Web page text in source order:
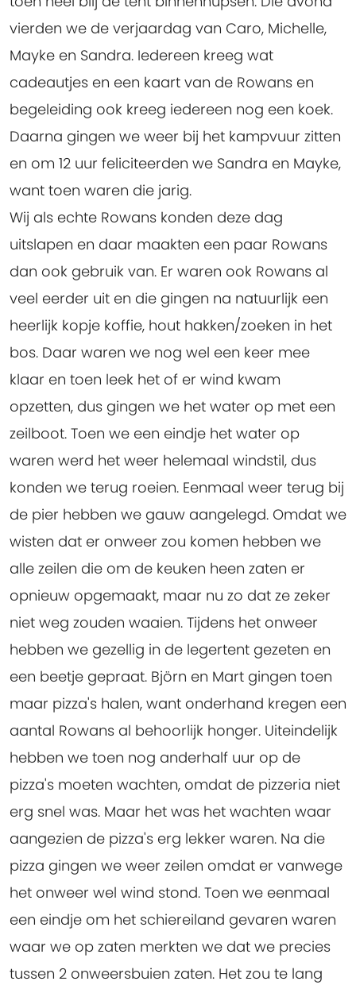
vierden we de verjaardag van Caro, Michelle,
Mayke en Sandra. Iedereen kreeg wat
cadeautjes en een kaart van de Rowans en
begeleiding ook kreeg iedereen nog een koek.
Daarna gingen we weer bij het kampvuur zitten
en om 12 uur feliciteerden we Sandra en Mayke,
want toen waren die jarig.
Wij als echte Rowans konden deze dag
uitslapen en daar maakten een paar Rowans
dan ook gebruik van. Er waren ook Rowans al
veel eerder uit en die gingen na natuurlijk een
heerlijk kopje koffie, hout hakken/zoeken in het
bos. Daar waren we nog wel een keer mee
klaar en toen leek het of er wind kwam
opzetten, dus gingen we het water op met een
zeilboot. Toen we een eindje het water op
waren werd het weer helemaal windstil, dus
konden we terug roeien. Eenmaal weer terug bij
de pier hebben we gauw aangelegd. Omdat we
wisten dat er onweer zou komen hebben we
alle zeilen die om de keuken heen zaten er
opnieuw opgemaakt, maar nu zo dat ze zeker
niet weg zouden waaien. Tijdens het onweer
hebben we gezellig in de legertent gezeten en
een beetje gepraat. Björn en Mart gingen toen
maar pizza's halen, want onderhand kregen een
aantal Rowans al behoorlijk honger. Uiteindelijk
hebben we toen nog anderhalf uur op de
pizza's moeten wachten, omdat de pizzeria niet
erg snel was. Maar het was het wachten waar
aangezien de pizza's erg lekker waren. Na die
pizza gingen we weer zeilen omdat er vanwege
het onweer wel wind stond. Toen we eenmaal
een eindje om het schiereiland gevaren waren
waar we op zaten merkten we dat we precies
tussen 2 onweersbuien zaten. Het zou te lang